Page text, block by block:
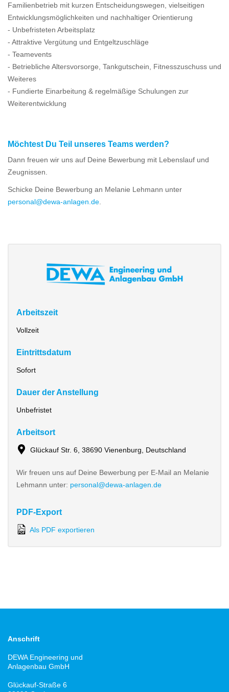
Familienbetrieb mit kurzen Entscheidungswegen, vielseitigen
Entwicklungsmöglichkeiten und nachhaltiger Orientierung
- Unbefristeten Arbeitsplatz
- Attraktive Vergütung und Entgeltzuschläge
- Teamevents
- Betriebliche Altersvorsorge, Tankgutschein, Fitnesszuschuss und
Weiteres
- Fundierte Einarbeitung & regelmäßige Schulungen zur
Weiterentwicklung
Möchtest Du Teil unseres Teams werden?
Dann freuen wir uns auf Deine Bewerbung mit Lebenslauf und
Zeugnissen.
Schicke Deine Bewerbung an Melanie Lehmann unter
personal@dewa-anlagen.de
Arbeitszeit
Vollzeit
Eintrittsdatum
Sofort
Dauer der Anstellung
Unbefristet
Arbeitsort
Glückauf Str. 6, 38690 Vienenburg, Deutschland
Wir freuen uns auf Deine Bewerbung per E-Mail an Melanie
Lehmann unter: personal@dewa-anlagen.de
PDF-Export
Als PDF exportieren
Anschrift
DEWA Engineering und
Anlagenbau GmbH
Glückauf-Straße 6